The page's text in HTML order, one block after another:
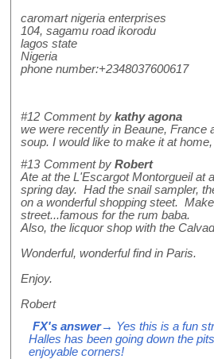
caromart nigeria enterprises
104, sagamu road ikorodu
lagos state
Nigeria
phone number:+2348037600617
#12 Comment by kathy agona
we were recently in Beaune, France
soup. I would like to make it at
#13 Comment by Robert
Ate at the L'Escargot Montorgueil at
spring day. Had the snail sampler,
on a wonderful shopping steet.
street...famous for the rum baba.
Also, the licquor shop with the
Wonderful, wonderful find in Paris.
Enjoy.
Robert
FX's answer→ Yes this is a fun
Halles has been going down the
enjoyable corners!